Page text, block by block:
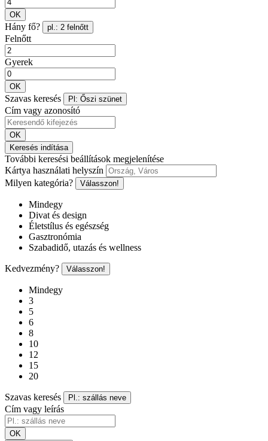
OK
Hány fő? pl.: 2 felnőtt
Felnőtt
Gyerek
OK
Szavas keresés Pl: Őszi szünet
Cím vagy azonosító
OK
Keresés indítása
További keresési beállítások megjelenítése
Kártya használati helyszín
Milyen kategória?
Válasszon!
Mindegy
Divat és design
Életstílus és egészség
Gasztronómia
Szabadidő, utazás és wellness
Kedvezmény? Válasszon!
Mindegy
3
5
6
8
10
12
15
20
Szavas keresés Pl.: szállás neve
Cím vagy leírás
OK